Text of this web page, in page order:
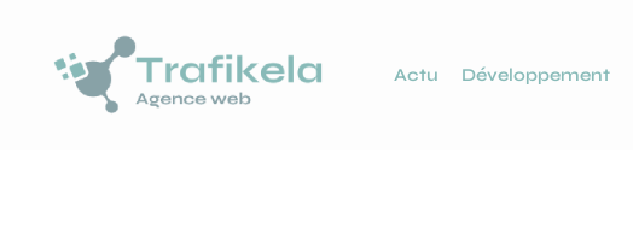
Actu Développement